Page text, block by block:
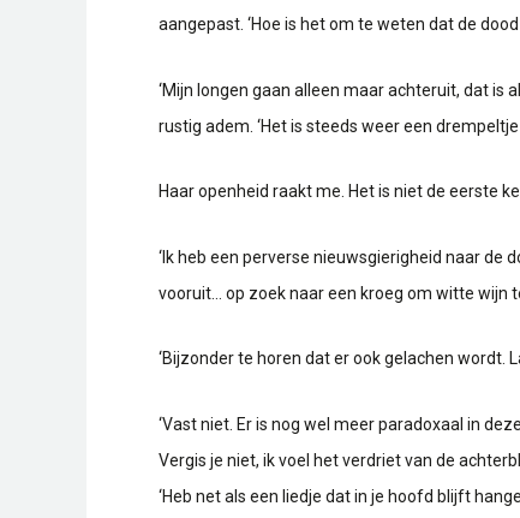
aangepast. ‘Hoe is het om te weten dat de dood
‘Mijn longen gaan alleen maar achteruit, dat is
rustig adem. ‘Het is steeds weer een
Haar openheid raakt me. Het is niet de eerste
‘Ik heb een perverse nieuwsgierigheid naar de
vooruit… op zoek naar een kroeg om witte wijn
‘Bijzonder te horen dat er ook gelachen wordt.
‘Vast niet. Er is nog wel meer paradoxaal in
Vergis je niet, ik voel het verdriet van de
‘Heb net als een liedje dat in je hoofd blijft